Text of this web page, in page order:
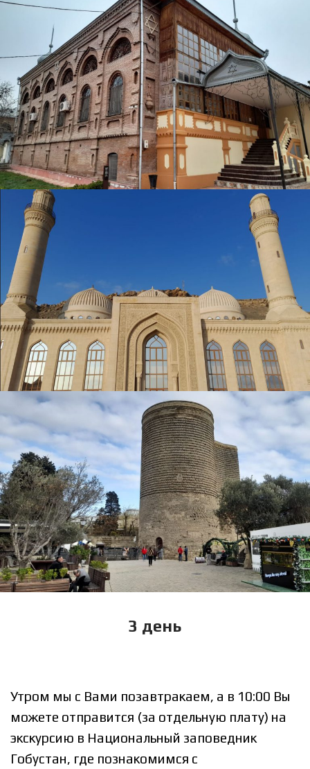
3 день
Утром мы с Вами позавтракаем, а в 10:00 Вы
можете отправится (за отдельную плату) на
экскурсию в Национальный заповедник
Гобустан, где познакомимся с